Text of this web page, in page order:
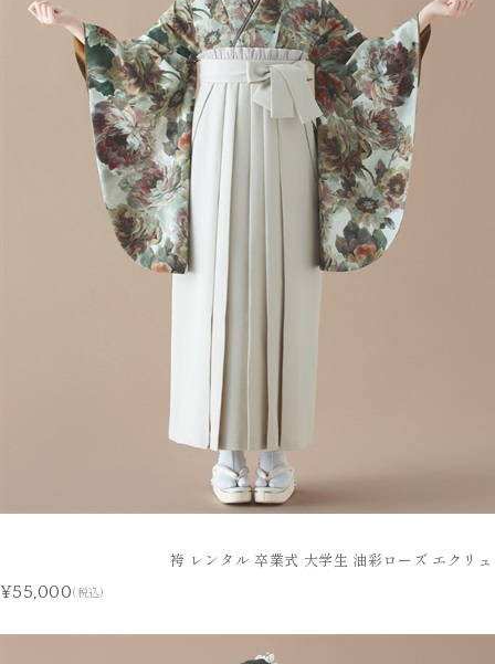
袴 レンタル 卒業式 大学生 油彩ローズ エクリュ
¥55,000(税込)